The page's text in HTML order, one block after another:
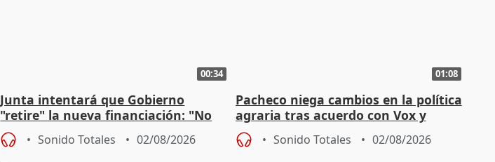
00:34
Junta intentará que Gobierno
"retire" la nueva financiación: "No
puede ser saqueo a las arcas"
Sonido Totales 02/08/2026
01:08
Pacheco niega cambios en la política
agraria tras acuerdo con Vox y
asegura defensa del sector
Sonido Totales 02/08/2026